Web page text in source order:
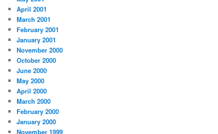
April 2001
March 2001
February 2001
January 2001
November 2000
October 2000
June 2000
May 2000
April 2000
March 2000
February 2000
January 2000
November 1999